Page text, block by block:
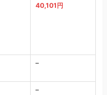
40,101円
–
–